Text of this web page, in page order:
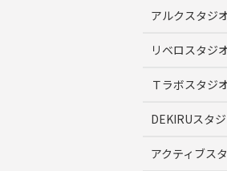
アルクスタジ
リベロスタ
Ｔラボスタ
DEKIRUスタ
アクティブス